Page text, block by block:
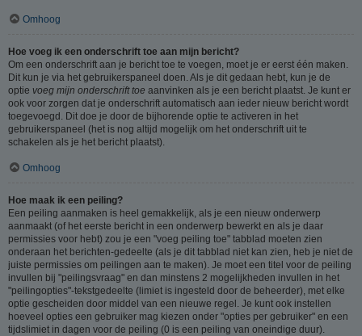
Omhoog
Hoe voeg ik een onderschrift toe aan mijn bericht?
Om een onderschrift aan je bericht toe te voegen, moet je er eerst één maken.
Dit kun je via het gebruikerspaneel doen. Als je dit gedaan hebt, kun je de
optie voeg mijn onderschrift toe aanvinken als je een bericht plaatst. Je kunt er
ook voor zorgen dat je onderschrift automatisch aan ieder nieuw bericht wordt
toegevoegd. Dit doe je door de bijhorende optie te activeren in het
gebruikerspaneel (het is nog altijd mogelijk om het onderschrift uit te
schakelen als je het bericht plaatst).
Omhoog
Hoe maak ik een peiling?
Een peiling aanmaken is heel gemakkelijk, als je een nieuw onderwerp
aanmaakt (of het eerste bericht in een onderwerp bewerkt en als je daar
permissies voor hebt) zou je een "voeg peiling toe" tabblad moeten zien
onderaan het berichten-gedeelte (als je dit tabblad niet kan zien, heb je niet de
juiste permissies om peilingen aan te maken). Je moet een titel voor de peiling
invullen bij "peilingsvraag" en dan minstens 2 mogelijkheden invullen in het
"peilingopties"-tekstgedeelte (limiet is ingesteld door de beheerder), met elke
optie gescheiden door middel van een nieuwe regel. Je kunt ook instellen
hoeveel opties een gebruiker mag kiezen onder "opties per gebruiker" en een
tijdslimiet in dagen voor de peiling (0 is een peiling van oneindige duur).